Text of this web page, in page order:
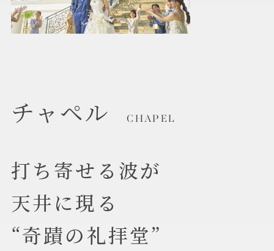
チャペル CHAPEL
打ち寄せる波が
天井に現る
“奇蹟の礼拝堂”